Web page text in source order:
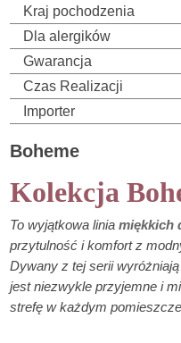
Kraj pochodzenia
Dla alergików
Gwarancja
Czas Realizacji
Importer
Boheme
Kolekcja
To wyjątkowa liniamiękkich
przytulność i komfort z
Dywany z tej serii
jest niezwykle przyjemne i
strefę w każdym